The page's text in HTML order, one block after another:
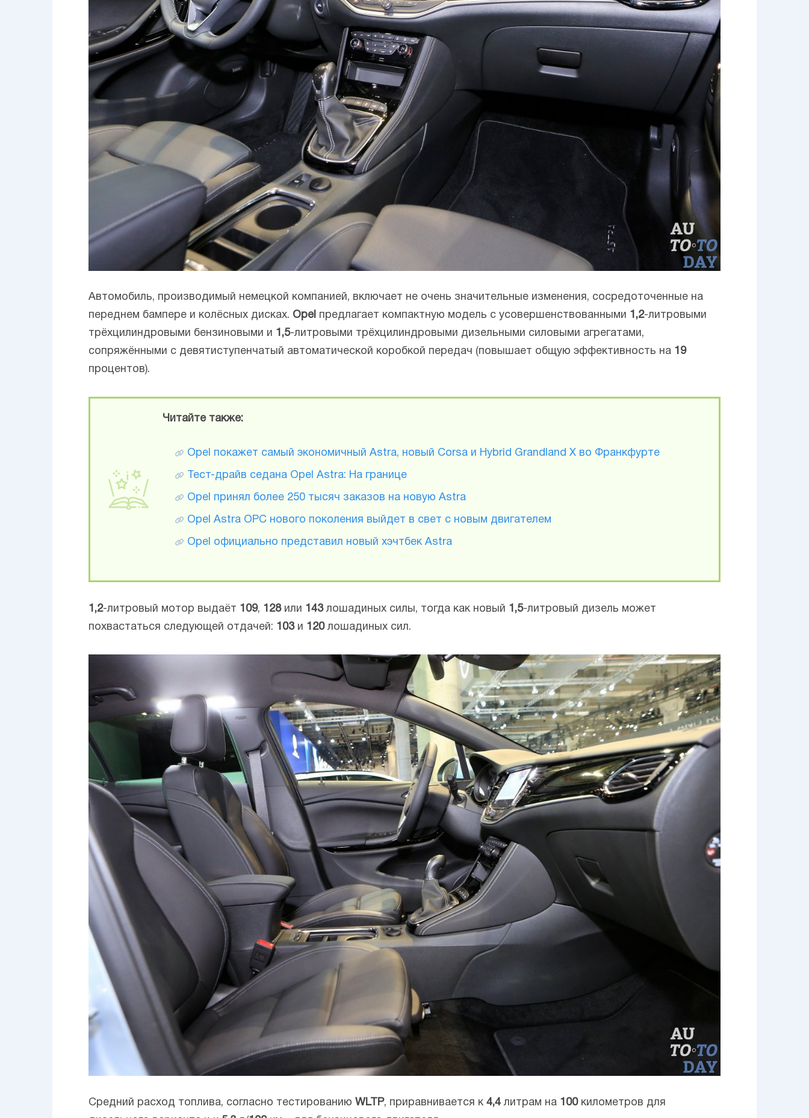
Автомобиль, производимый немецкой компанией, включает не очень значительные изменения, сосредоточенные на
переднем бампере и колёсных дисках. Opel предлагает компактную модель с усовершенствованными 1,2-литровыми
трёхцилиндровыми бензиновыми и 1,5-литровыми трёхцилиндровыми дизельными силовыми агрегатами,
сопряжёнными с девятиступенчатый автоматической коробкой передач (повышает общую эффективность на 19
процентов).
Читайте также:
Opel покажет самый экономичный Astra, новый Corsa и Hybrid Grandland X во Франкфурте
Тест-драйв седана Opel Astra: На границе
Opel принял более 250 тысяч заказов на новую Astra
Opel Astra OPC нового поколения выйдет в свет с новым двигателем
Opel официально представил новый хэчтбек Astra
1,2-литровый мотор выдаёт 109, 128или 143лошадиных силы, тогда как новый 1,5-литровый дизель может
похвастаться следующей отдачей: 103и 120лошадиных сил.
Средний расход топлива, согласно тестированию WLTP, приравнивается к 4,4 литрам на 100километров для